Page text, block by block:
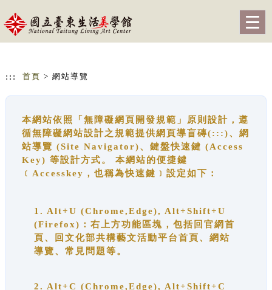
::: 首頁 > 網站導覽
本網站依照「無障礙網頁開發規範」原則設計，遵
循無障礙網站設計之規範提供網頁導盲磚(:::)、網
站導覽 (Site Navigator)、鍵盤快速鍵 (Access
Key) 等設計方式。 本網站的便捷鍵
﹝Accesskey，也稱為快速鍵﹞設定如下：
1. Alt+U (Chrome,Edge), Alt+Shift+U
(Firefox)：右上方功能區塊，包括回官網首
頁、回文化部共構藝文活動平台首頁、網站
導覽、常見問題等。
2. Alt+C (Chrome,Edge), Alt+Shift+C